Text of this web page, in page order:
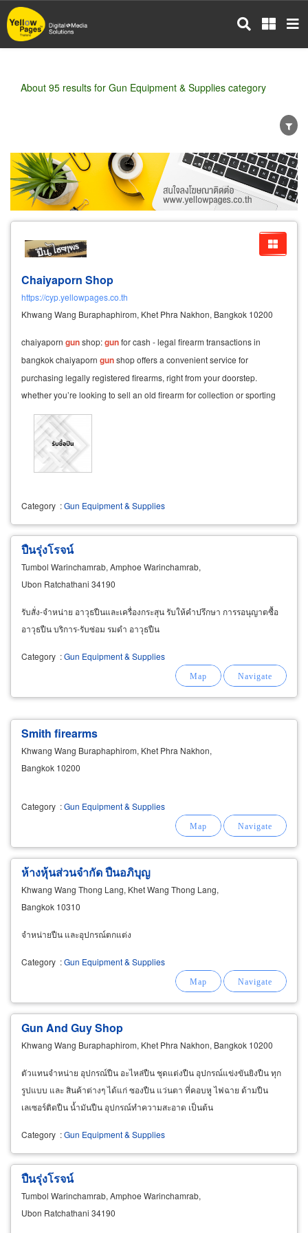
Skip
to
main
About 95 results for Gun Equipment & Supplies category
Wholesale Retail Manufacturer
Dealer
Exporter/Importer
Service Business
Chaiyaporn Shop
https://cyp.yellowpages.co.th
Khwang Wang Buraphaphirom, Khet Phra Nakhon, Bangkok 10200
chaiyaporn gunshop:gunfor cash - legal firearm transactions in
bangkok chaiyaporn gunshop offers a convenient service for
purchasing legally registered firearms, right from your doorstep.
whether you’re looking to sell an old firearm for collection or sporting
purposes, or need to convert an inherited
Category :Gun Equipment & Supplies
ปืนรุ่งโรจน์
Tumbol Warinchamrab, Amphoe Warinchamrab,
Ubon Ratchathani 34190
รับสั่ง-จำหน่าย อาวุธปืนและเครื่องกระสุน รับให้คำปรึกษา การรอนุญาตซื้อ
อาวุธปืน บริการ-รับซ่อม รมดำ อาวุธปืน
Category :Gun Equipment & Supplies
Smith firearms
Khwang Wang Buraphaphirom, Khet Phra Nakhon,
Bangkok 10200
Category :Gun Equipment & Supplies
ห้างหุ้นส่วนจำกัด ปืนอภิบุญ
Khwang Wang Thong Lang, Khet Wang Thong Lang,
Bangkok 10310
จำหน่ายปืน และอุปกรณ์ตกแต่ง
Category :Gun Equipment & Supplies
Gun And Guy Shop
Khwang Wang Buraphaphirom, Khet Phra Nakhon, Bangkok 10200
ตัวแทนจำหน่าย อุปกรณ์ปืน อะไหล่ปืน ชุดแต่งปืน อุปกรณ์แข่งขันยิงปืน ทุก
รูปแบบ และ สินค้าต่างๆ ได้แก่ ซองปืน แว่นตา ที่คอบหู ไฟฉาย ด้ามปืน
เลเซอร์ติดปืน น้ำมันปืน อุปกรณ์ทำความสะอาด เป็นต้น
Category :Gun Equipment & Supplies
ปืนรุ่งโรจน์
Tumbol Warinchamrab, Amphoe Warinchamrab,
Ubon Ratchathani 34190